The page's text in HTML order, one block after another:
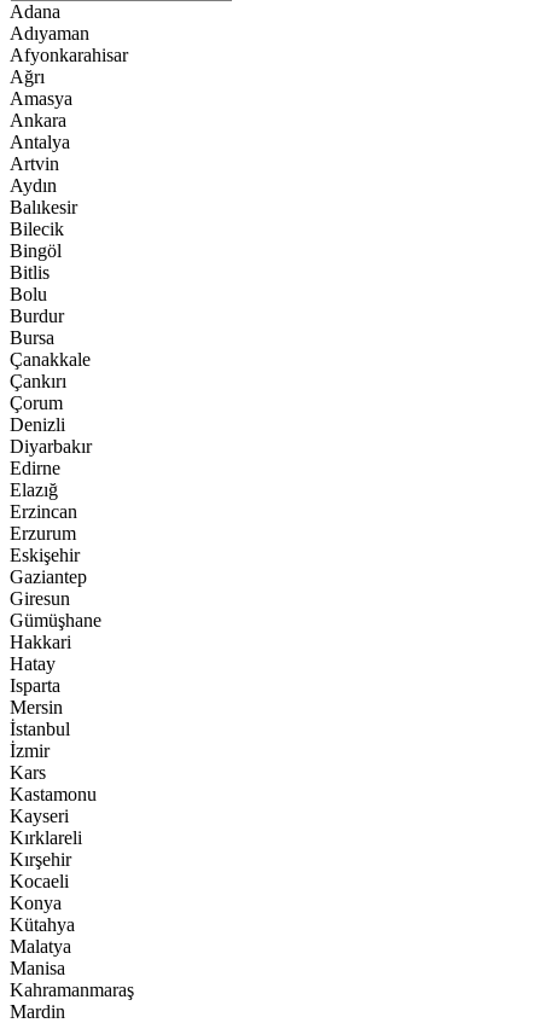
Adana
Adıyaman
Afyonkarahisar
Ağrı
Amasya
Ankara
Antalya
Artvin
Aydın
Balıkesir
Bilecik
Bingöl
Bitlis
Bolu
Burdur
Bursa
Çanakkale
Çankırı
Çorum
Denizli
Diyarbakır
Edirne
Elazığ
Erzincan
Erzurum
Eskişehir
Gaziantep
Giresun
Gümüşhane
Hakkari
Hatay
Isparta
Mersin
İstanbul
İzmir
Kars
Kastamonu
Kayseri
Kırklareli
Kırşehir
Kocaeli
Konya
Kütahya
Malatya
Manisa
Kahramanmaraş
Mardin